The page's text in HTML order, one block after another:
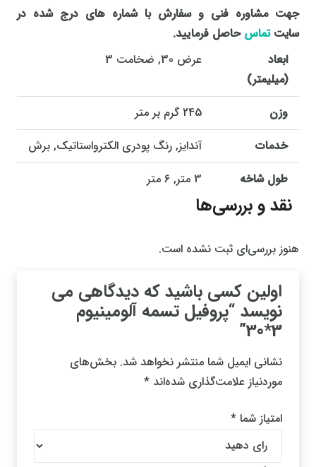
جهت مشاوره فنی و سفارش با شماره های درج شده در
سایتتماس حاصل فرمایید.
ابعاد
(میلیمتر)
عرض 30, ضخامت 3
وزن
245 گرم بر متر
خدمات
آندایز, رنگ پودری الکترواستاتیک, برش
طول شاخه
3 متر, 6 متر
نقد و بررسی‌ها
هنوز بررسی‌ای ثبت نشده است.
اولین کسی باشید که دیدگاهی می
نویسد “پروفیل تسمه آلومینیوم
3*30”
نشانی ایمیل شما منتشر نخواهد شد. بخش‌های
موردنیاز علامت‌گذاری شده‌اند *
امتیاز شما *